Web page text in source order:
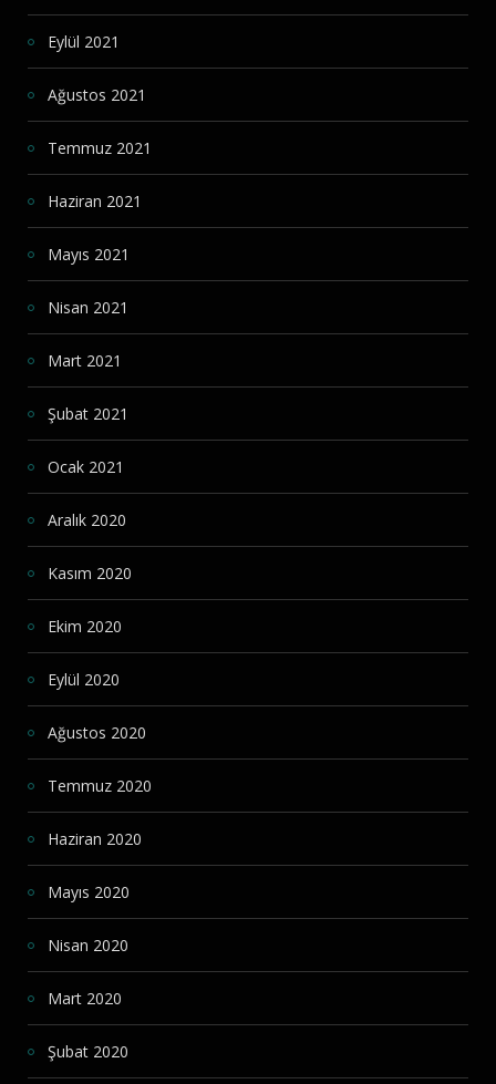
Eylül 2021
Ağustos 2021
Temmuz 2021
Haziran 2021
Mayıs 2021
Nisan 2021
Mart 2021
Şubat 2021
Ocak 2021
Aralık 2020
Kasım 2020
Ekim 2020
Eylül 2020
Ağustos 2020
Temmuz 2020
Haziran 2020
Mayıs 2020
Nisan 2020
Mart 2020
Şubat 2020